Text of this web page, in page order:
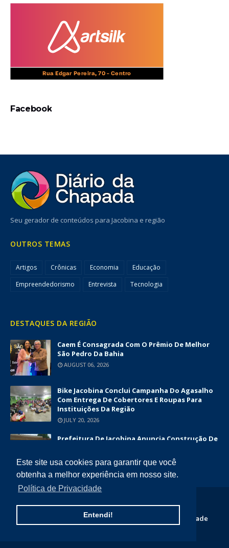
Este site usa cookies para garantir que você
obtenha a melhor experiência em nosso site.
Política de Privacidade
Entendi!
Facebook
Seu gerador de conteúdos para Jacobina e região
OUTROS TEMAS
Artigos Crônicas Economia
Educação
Empreendedorismo
Entrevista Tecnologia
DESTAQUES DA REGIÃO
Caem É Consagrada Com O Prêmio De Melhor
São Pedro Da Bahia
AUGUST 06, 2026
Bike Jacobina Conclui Campanha Do Agasalho
Com Entrega De Cobertores E Roupas Para
Instituições Da Região
JULY 20, 2026
Prefeitura De Jacobina Anuncia Construção De
Superior A R$ 1,7 Milhão
JUNE 12, 2026
Quem Somos Contato
Politica de Privacidade